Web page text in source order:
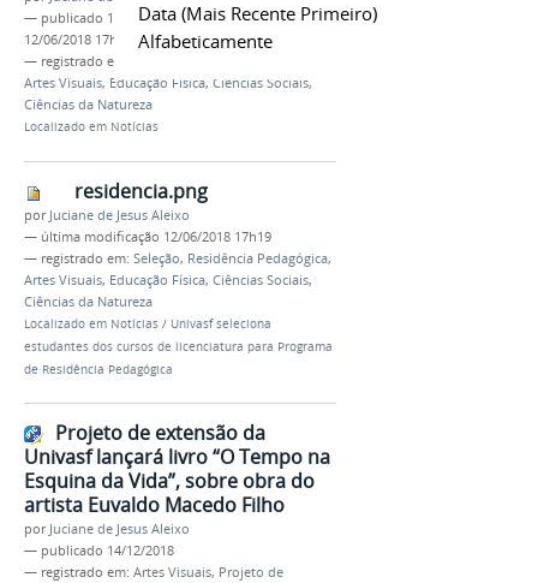
Data (mais Recente Primeiro)
Alfabeticamente
— publicado 12/06/2018 —última modificação
12/06/2018 17h26
— registrado em:
Artes Visuais, Educação Física, Ciências Sociais,
Ciências da Natureza
Localizado em Notícias
residencia.png
por Juciane de Jesus Aleixo
— última modificação 12/06/2018 17h19
— registrado em: Seleção, Residência Pedagógica,
Artes Visuais, Educação Física, Ciências Sociais,
Ciências da Natureza
Localizado em Notícias / Univasf seleciona
estudantes dos cursos de licenciatura para Programa
de Residência Pedagógica
Projeto de extensão da
Univasf lançará livro “O Tempo na
Esquina da Vida”, sobre obra do
artista Euvaldo Macedo Filho
por Juciane de Jesus Aleixo
— publicado 14/12/2018
— registrado em: Artes Visuais, Projeto de